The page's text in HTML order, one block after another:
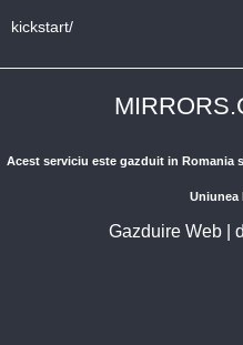
kickstart/
Acest serviciu este gazduit in Romania
Uniunea
Gazduire Web|